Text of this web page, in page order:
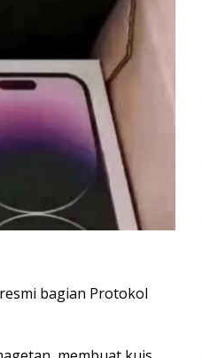
bagian Protokol